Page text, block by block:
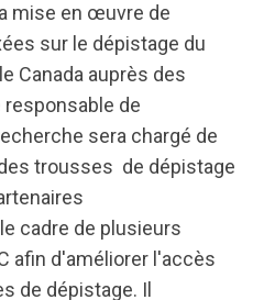
mise en œuvre de
sur le dépistage du
Canada auprès des
responsable de
sera chargé de
trousses de dépistage
cadre de plusieurs
afin d'améliorer l'accès
de dépistage. Il